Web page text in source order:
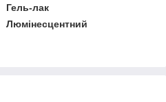
Гель-лак
Люмінесцентний